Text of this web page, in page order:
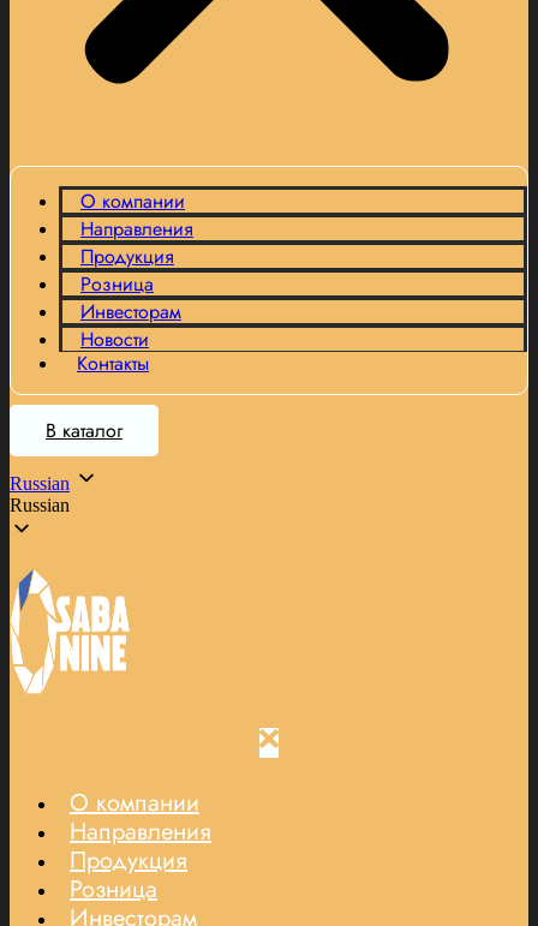
О компании
Направления
Продукция
Розница
Инвесторам
Новости
Контакты
В каталог
Russian
Russian
О компании
Направления
Продукция
Розница
Инвесторам